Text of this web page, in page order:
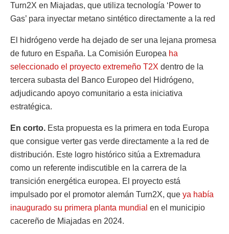
Turn2X en Miajadas, que utiliza tecnología ‘Power to
Gas’ para inyectar metano sintético directamente a la red
El hidrógeno verde ha dejado de ser una lejana promesa
de futuro en España. La Comisión Europea ha
seleccionado el proyecto extremeño T2X dentro de la
tercera subasta del Banco Europeo del Hidrógeno,
adjudicando apoyo comunitario a esta iniciativa
estratégica.
En corto. Esta propuesta es la primera en toda Europa
que consigue verter gas verde directamente a la red de
distribución. Este logro histórico sitúa a Extremadura
como un referente indiscutible en la carrera de la
transición energética europea. El proyecto está
impulsado por el promotor alemán Turn2X, que ya había
inaugurado su primera planta mundial en el municipio
cacereño de Miajadas en 2024.